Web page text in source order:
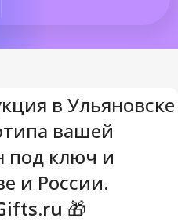
в Ульяновске
вашей
под ключ и
и России.
🎁